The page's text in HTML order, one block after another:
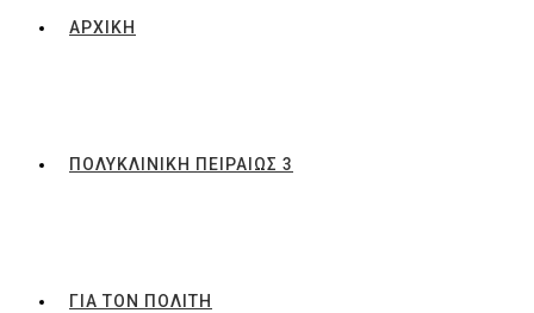
ΑΡΧΙΚΗ
ΠΟΛΥΚΛΙΝΙΚΗ ΠΕΙΡΑΙΩΣ 3
ΓΙΑ ΤΟΝ ΠΟΛΙΤΗ